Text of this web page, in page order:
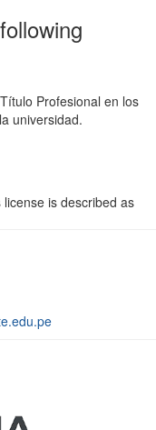
Profesional en los
universidad.
is described as